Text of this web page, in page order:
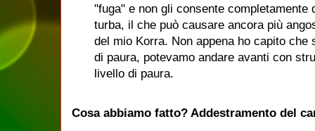
"fuga" e non gli consente completamente
turba, il che può causare ancora più
del mio Korra. Non appena ho capito che
di paura, potevamo andare avanti con
livello di paura.
Cosa abbiamo fatto? Addestramento del